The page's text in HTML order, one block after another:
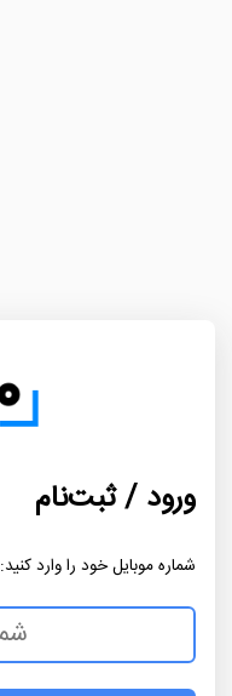
ورود / ثبت‌نام
شماره موبایل خود را وارد کنید: